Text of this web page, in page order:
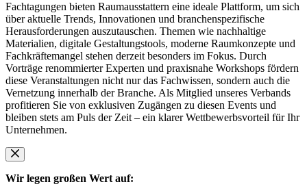
Fachtagungen bieten Raumausstattern eine ideale Plattform, um sich
über aktuelle Trends, Innovationen und branchenspezifische
Herausforderungen auszutauschen. Themen wie nachhaltige
Materialien, digitale Gestaltungstools, moderne Raumkonzepte und
Fachkräftemangel stehen derzeit besonders im Fokus. Durch
Vorträge renommierter Experten und praxisnahe Workshops fördern
diese Veranstaltungen nicht nur das Fachwissen, sondern auch die
Vernetzung innerhalb der Branche. Als Mitglied unseres Verbands
profitieren Sie von exklusiven Zugängen zu diesen Events und
bleiben stets am Puls der Zeit – ein klarer Wettbewerbsvorteil für Ihr
Unternehmen.
Wir legen großen Wert auf: